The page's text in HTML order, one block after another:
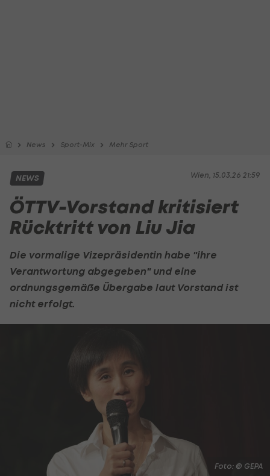
News Sport-Mix Mehr Sport
Wien, 15.03.26 21:59
NEWS
ÖTTV-Vorstand kritisiert
Rücktritt von Liu Jia
Die vormalige Vizepräsidentin habe "ihre
Verantwortung abgegeben" und eine
ordnungsgemäße Übergabe laut Vorstand ist
nicht erfolgt.
Foto: © GEPA